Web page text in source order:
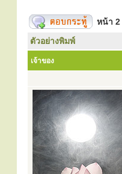
หน้า 2
ตัวอย่างพิมพ์
เจ้าของ